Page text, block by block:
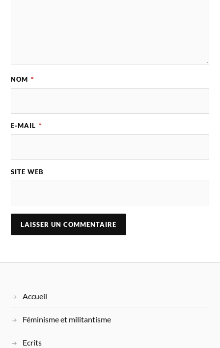
NOM *
E-MAIL *
SITE WEB
Accueil
Féminisme et militantisme
Ecrits